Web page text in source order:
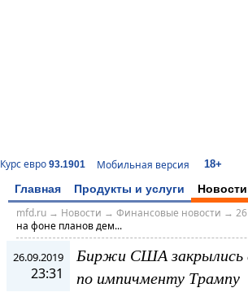
Курс евро 93.1901 Мобильная версия 18+
Главная Продукты и услуги Новости
mfd.ru→ Новости → Финансовые новости →
на фоне планов дем...
26.09.2019
23:31
Биржи США закрылись
по импичменту Трампу